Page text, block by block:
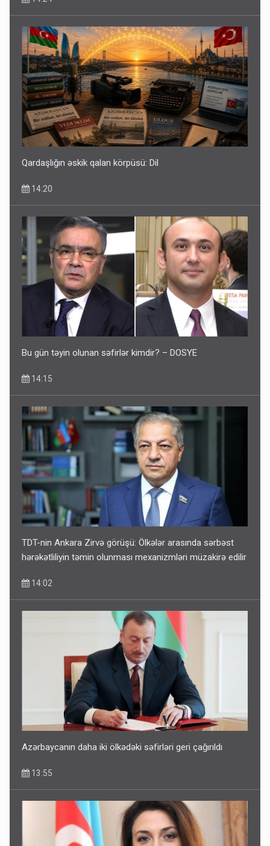
Qardaşlığın əskik qalan körpüsü: Dil
14:20
Bu gün təyin olunan səfirlər kimdir? – DOSYE
14:15
TDT-nin Ankara Zirvə görüşü: Ölkələr arasında sərbəst
hərəkətliliyin təmin olunması mexanizmləri müzakirə edilir
14:02
Azərbaycanın daha iki ölkədəki səfirləri geri çağırıldı
13:55